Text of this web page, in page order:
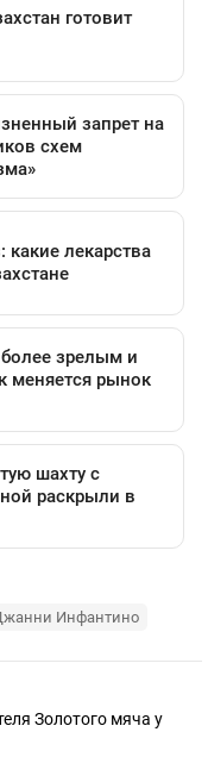
Инфантино
Золотого мяча у